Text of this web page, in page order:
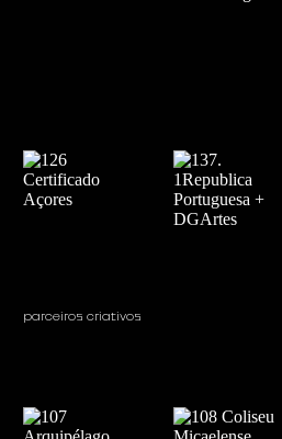
parceiros criativos